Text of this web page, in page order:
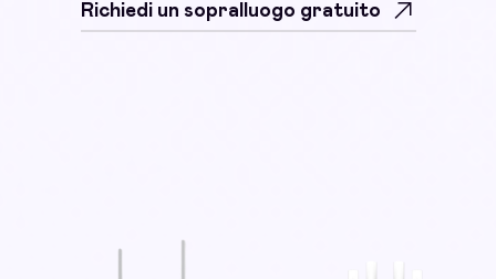
Richiedi un sopralluogo gratuito